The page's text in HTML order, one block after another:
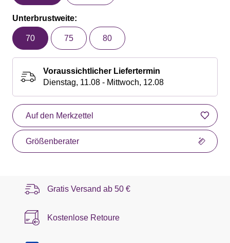
Unterbrustweite:
70 75 80
Voraussichtlicher Liefertermin
Dienstag, 11.08 - Mittwoch, 12.08
Auf den Merkzettel
Größenberater
Gratis Versand ab 50 €
Kostenlose Retoure